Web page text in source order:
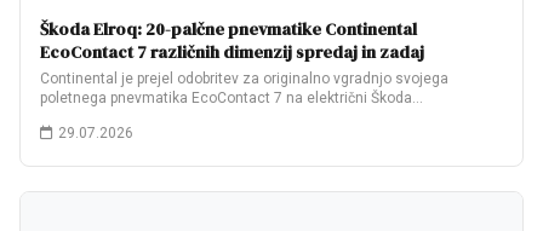
Škoda Elroq: 20-palčne pnevmatike Continental
EcoContact 7 različnih dimenzij spredaj in zadaj
Continental je prejel odobritev za originalno vgradnjo svojega
poletnega pnevmatika EcoContact 7 na električni Škoda…
29.07.2026